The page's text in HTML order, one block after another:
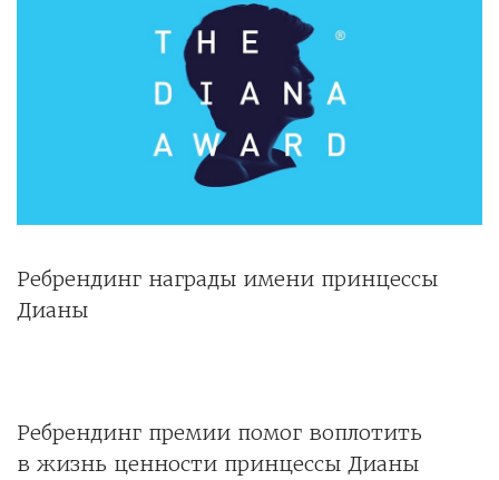
Ребрендинг награды имени принцессы
Дианы
Ребрендинг премии помог воплотить
в жизнь ценности принцессы Дианы